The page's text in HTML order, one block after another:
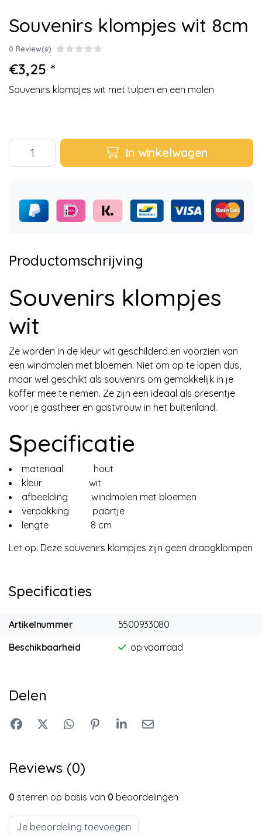
Souvenirs klompjes wit 8cm
0 Review(s)
€3,25 *
Souvenirs klompjes wit met tulpen en een molen
In winkelwagen
Productomschrijving
Souvenirs klompjes
wit
Ze worden in de kleur wit geschilderd en voorzien van
een windmolen met bloemen. Niet om op te lopen dus,
maar wel geschikt als souvenirs om gemakkelijk in je
koffer mee te nemen. Ze zijn een ideaal als presentje
voor je gastheer en gastvrouw in het buitenland.
Specificatie
materiaal hout
kleur wit
afbeelding windmolen met bloemen
verpakking paartje
lengte 8 cm
Let op: Deze souvenirs klompjes zijn geen draagklompen
Specificaties
Artikelnummer
5500933080
Beschikbaarheid
op voorraad
Delen
Reviews (0)
0 sterren op basis van 0 beoordelingen
Je beoordeling toevoegen